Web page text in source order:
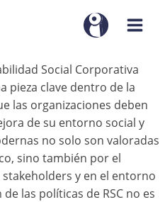
Social Corporativa
pieza clave dentro de la
las organizaciones deben
de su entorno social y
no solo son valoradas
sino también por el
y en el entorno
las políticas de RSC no es